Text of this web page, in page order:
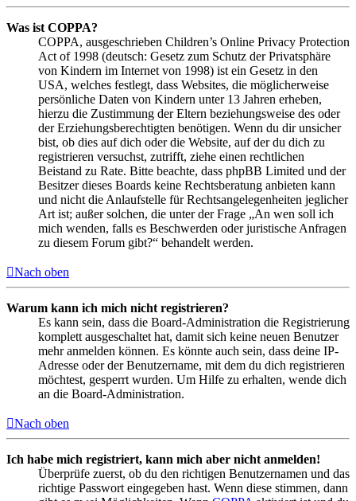
Was ist COPPA?
COPPA, ausgeschrieben Children’s Online Privacy Protection
Act of 1998 (deutsch: Gesetz zum Schutz der Privatsphäre
von Kindern im Internet von 1998) ist ein Gesetz in den
USA, welches festlegt, dass Websites, die möglicherweise
persönliche Daten von Kindern unter 13 Jahren erheben,
hierzu die Zustimmung der Eltern beziehungsweise des oder
der Erziehungsberechtigten benötigen. Wenn du dir unsicher
bist, ob dies auf dich oder die Website, auf der du dich zu
registrieren versuchst, zutrifft, ziehe einen rechtlichen
Beistand zu Rate. Bitte beachte, dass phpBB Limited und der
Besitzer dieses Boards keine Rechtsberatung anbieten kann
und nicht die Anlaufstelle für Rechtsangelegenheiten jeglicher
Art ist; außer solchen, die unter der Frage „An wen soll ich
mich wenden, falls es Beschwerden oder juristische Anfragen
zu diesem Forum gibt?“ behandelt werden.
Nach oben
Warum kann ich mich nicht registrieren?
Es kann sein, dass die Board-Administration die Registrierung
komplett ausgeschaltet hat, damit sich keine neuen Benutzer
mehr anmelden können. Es könnte auch sein, dass deine IP-
Adresse oder der Benutzername, mit dem du dich registrieren
möchtest, gesperrt wurden. Um Hilfe zu erhalten, wende dich
an die Board-Administration.
Nach oben
Ich habe mich registriert, kann mich aber nicht anmelden!
Überprüfe zuerst, ob du den richtigen Benutzernamen und das
richtige Passwort eingegeben hast. Wenn diese stimmen, dann